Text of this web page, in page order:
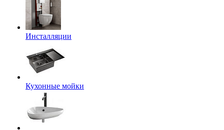
Инсталляции
Кухонные мойки